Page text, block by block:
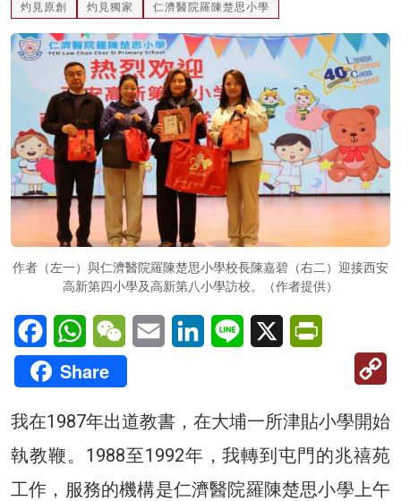
灼見原創 灼見獨家 仁濟醫院羅陳楚思小學
作者（左一）與仁濟醫院羅陳楚思小學校長陳嘉碧（右二）迎接西安
高新第四小學及高新第八小學訪校。（作者提供）
FacebookWhatsAppWeChatEmail LinkedInLine X
Share
我在1987年出道教書，在大埔一所津貼小學開始
執教鞭。1988至1992年，我轉到屯門的兆禧苑
工作，服務的機構是仁濟醫院羅陳楚思小學上午